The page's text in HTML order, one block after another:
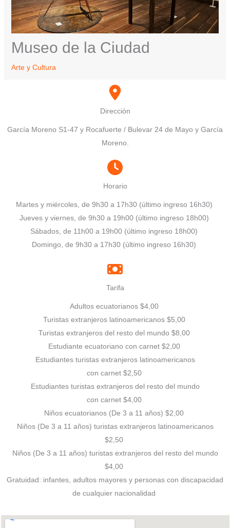
Museo de la Ciudad
Arte y Cultura
Dirección
García Moreno S1-47 y Rocafuerte / Bulevar 24 de Mayo y García
Moreno.
Horario
Martes y miércoles, de 9h30 a 17h30 (último ingreso 16h30)
Jueves y viernes, de 9h30 a 19h00 (último ingreso 18h00)
Sábados, de 11h00 a 19h00 (último ingreso 18h00)
Domingo, de 9h30 a 17h30 (último ingreso 16h30)
Tarifa
Adultos ecuatorianos $4,00
Turistas extranjeros latinoamericanos $5,00
Turistas extranjeros del resto del mundo $8,00
Estudiante ecuatoriano con carnet $2,00
Estudiantes turistas extranjeros latinoamericanos
con carnet $2,50
Estudiantes turistas extranjeros del resto del mundo
con carnet $4,00
Niños ecuatorianos (De 3 a 11 años) $2,00
Niños (De 3 a 11 años) turistas extranjeros latinoamericanos
$2,50
Niños (De 3 a 11 años) turistas extranjeros del resto del mundo
$4,00
Gratuidad: infantes, adultos mayores y personas con discapacidad
de cualquier nacionalidad